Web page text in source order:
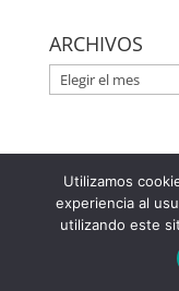
ARCHIVOS
ARCHIVOS
Plaza Felisa
Utilizamos
experiencia al
utilizando este